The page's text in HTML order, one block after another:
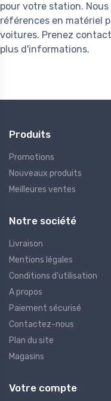
pour votre station.
références en matériel
voitures. Prenez
plus d'informations.
Produits
Promotions
Nouveaux produits
Meilleures ventes
Notre société
Livraison
Mentions légales
Conditions d'utilisation
A propos
Paiement sécurisé
Contactez-nous
Plan du site
Magasins
Votre compte